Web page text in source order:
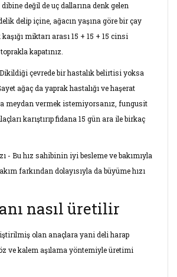
değil de uç dallarına denk gelen
delip içine, ağacın yaşına göre bir çay
miktarı arası 15 + 15 + 15 cinsi
kapatınız.
çevrede bir hastalık belirtisi yoksa
ağaç da yaprak hastalığı ve haşerat
meydan vermek istemiyorsanız, fungusit
karıştırıp fidana 15 gün ara ile birkaç
- Bu hız sahibinin iyi besleme ve bakımıyla
farkından dolayısıyla da büyüme hızı
nasıl üretilir
olan anaçlara yani deli harap
ve kalem aşılama yöntemiyle üretimi